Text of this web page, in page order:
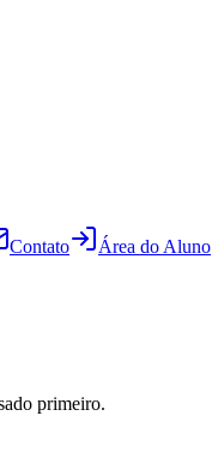
Contato Área do Aluno
primeiro.